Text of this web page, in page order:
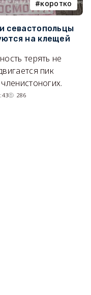
коротко
севастопольцы
на клещей
терять не
пик
286